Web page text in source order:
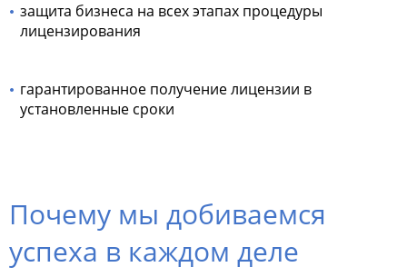
защита бизнеса на всех этапах процедуры
лицензирования
гарантированное получение лицензии в
установленные сроки
Почему мы добиваемся
успеха в каждом деле